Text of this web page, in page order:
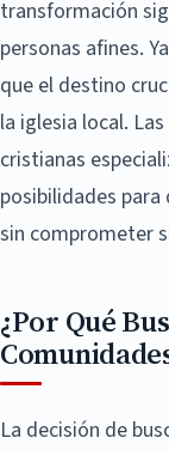
transformación
personas afines.
que el destino
la iglesia local.
cristianas
posibilidades
sin comprometer
¿Por Qué
La decisión de